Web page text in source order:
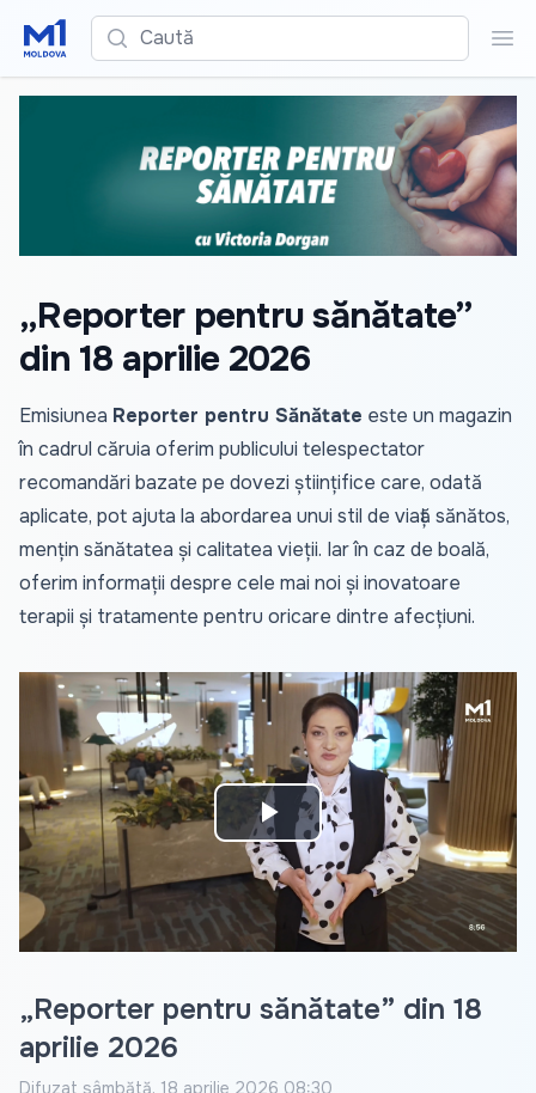
Caută
„Reporter pentru sănătate”
din 18 aprilie 2026
Emisiunea Reporter pentru Sănătate este un magazin
în cadrul căruia oferim publicului telespectator
recomandări bazate pe dovezi științifice care, odată
aplicate, pot ajuta la abordarea unui stil de viață sănătos,
mențin sănătatea și calitatea vieții. Iar în caz de boală,
oferim informații despre cele mai noi și inovatoare
terapii și tratamente pentru oricare dintre afecțiuni.
Play
Video
„Reporter pentru sănătate” din 18
aprilie 2026
Difuzat sâmbătă, 18 aprilie 2026 08:30